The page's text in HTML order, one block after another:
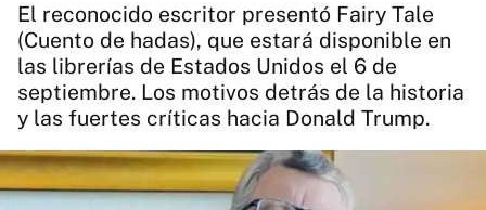
Videos
Córdoba
Reperfilar
Business
Noticias
Caras
Exitoina
Gaming
Vivo
Diario del Juicio
El reconocido escritor presentó Fairy Tale
(Cuento de hadas), que estará disponible en
las librerías de Estados Unidos el 6 de
septiembre. Los motivos detrás de la historia
y las fuertes críticas hacia Donald Trump.